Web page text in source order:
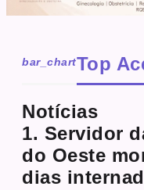
bar_chartTop
Notícias
1. Servidor
do Oeste
dias